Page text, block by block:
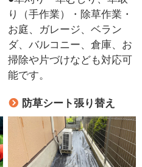
り（手作業）・除草作業・
お庭、ガレージ、ベラン
ダ、バルコニー、倉庫、お
掃除や片づけなども対応可
能です。
防草シート張り替え